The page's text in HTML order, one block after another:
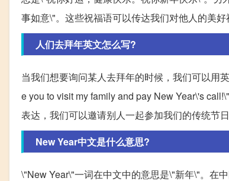
事如意\"。这些祝福语可以传达我们对他人的美好
人们去拜年英文怎么写?
当我们想要询问某人去拜年的时候，我们可以用
e you to visit my family and pay New Year\'s
表达，我们可以邀请别人一起参加我们的传统节
New Year中文是什么意思?
\"New Year\"一词在中文中的意思是\"新年\"。在